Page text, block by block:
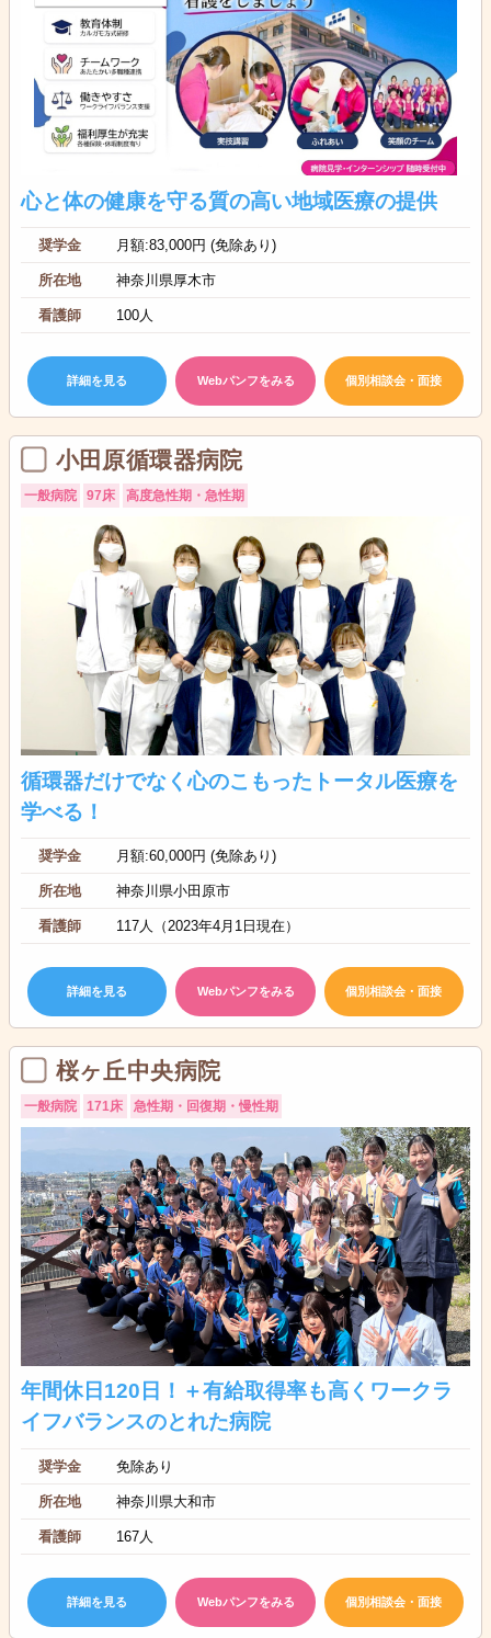
心と体の健康を守る質の高い地域医療の提供
奨学金 月額:83,000円 (免除あり)
所在地 神奈川県厚木市
看護師 100人
詳細を見る Webパンフをみる 個別相談会・面接
小田原循環器病院
一般病院 97床 高度急性期・急性期
循環器だけでなく心のこもったトータル医療を
学べる！
奨学金 月額:60,000円 (免除あり)
所在地 神奈川県小田原市
看護師 117人（2023年4月1日現在）
詳細を見る Webパンフをみる 個別相談会・面接
桜ヶ丘中央病院
一般病院 171床 急性期・回復期・慢性期
年間休日120日！＋有給取得率も高くワークラ
イフバランスのとれた病院
奨学金 免除あり
所在地 神奈川県大和市
看護師 167人
詳細を見る Webパンフをみる 個別相談会・面接